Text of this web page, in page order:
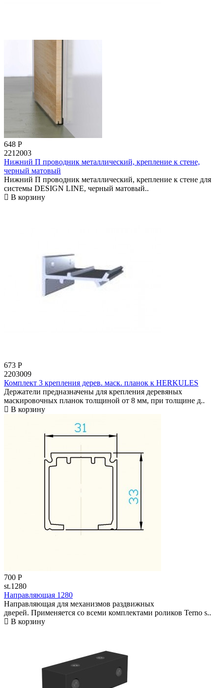
648 Р
2212003
Нижний П проводник металлический, крепление к стене,
черный матовый
Нижний П проводник металлический, крепление к стене для
системы DESIGN LINE, черный матовый..
В корзину
673 Р
2203009
Комплект 3 крепления дерев. маск. планок к HERKULES
Держатели предназначены для крепления деревяных
маскировочных планок толщиной от 8 мм, при толщине д..
В корзину
700 Р
st.1280
Направляющая 1280
Направляющая для механизмов раздвижных
дверей. Применяется со всеми комплектами роликов Terno s..
В корзину